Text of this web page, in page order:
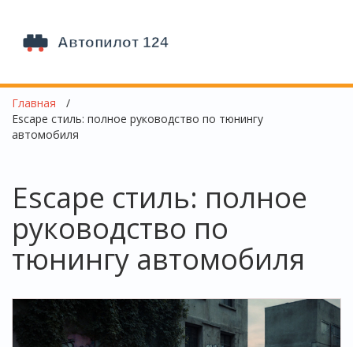
Главная
Escape стиль: полное руководство по тюнингу
автомобиля
Escape стиль: полное
руководство по
тюнингу автомобиля